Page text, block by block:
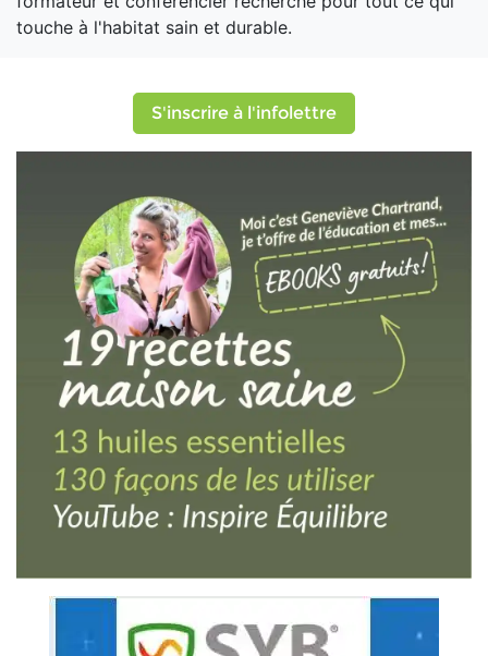
touche à l'habitat sain et durable.
S'inscrire à l'infolettre